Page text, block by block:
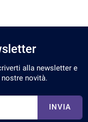
alla newsletter e
novità.
INVIA